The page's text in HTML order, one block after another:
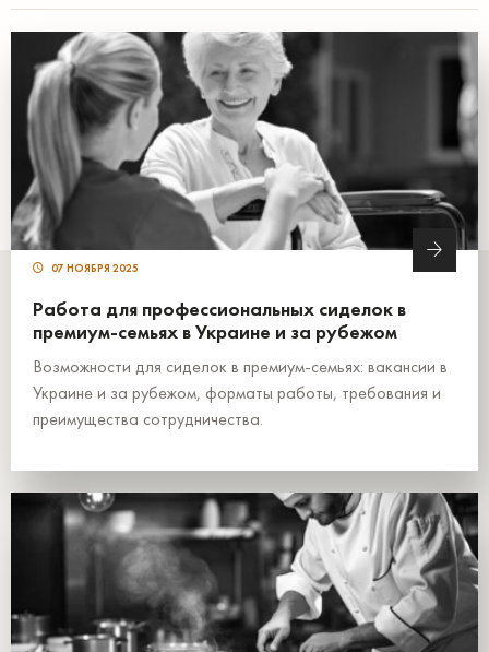
07 НОЯБРЯ 2025
Работа для профессиональных сиделок в
премиум-семьях в Украине и за рубежом
Возможности для сиделок в премиум-семьях: вакансии в
Украине и за рубежом, форматы работы, требования и
преимущества сотрудничества.